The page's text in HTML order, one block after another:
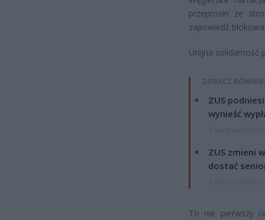
przeprosin ze
zapowiedź
Unijna solidarność
ZOBACZ
ZUS
wynieść
ZUS zmieni
dostać
To nie pierwszy